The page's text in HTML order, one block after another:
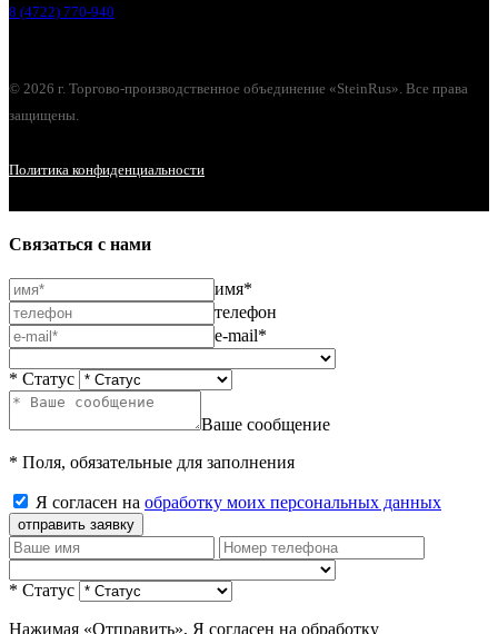
8 (4722) 770-940
© 2026 г. Торгово-производственное объединение «SteinRus». Все права
защищены.
Политика конфиденциальности
Связаться с нами
имя*
телефон
e-mail*
* Статус
Ваше сообщение
* Поля, обязательные для заполнения
Я согласен на обработку моих персональных данных
отправить заявку
* Статус
Нажимая «Отправить», Я согласен на обработку